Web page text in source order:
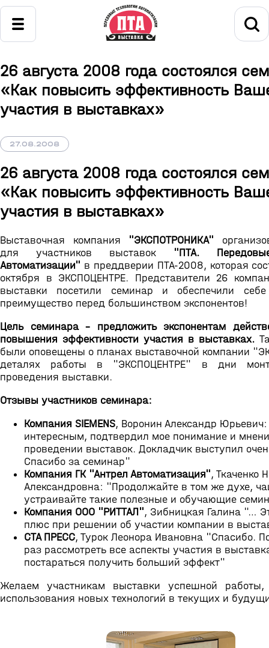
26 августа 2008 года состоялся
«Как повысить эффективность
участия в выставках»
27.08.2008
26 августа 2008 года состоялся
«Как повысить эффективность
участия в выставках»
Выставочная компания "ЭКСПОТРОНИКА"
для участников выставок "ПТА.
Автоматизации" в преддверии ПТА-2008, которая
октября в ЭКСПОЦЕНТРЕ. Представители 26
выставки посетили семинар и обеспечили себе
преимущество перед большинством экспонентов!
Цель семинара – предложить экспонентам
повышения эффективности участия в выставках.
были оповещены о планах выставочной компании
деталях работы в "ЭКСПОЦЕНТРЕ" в дни
проведения выставки.
Отзывы участников семинара:
Компания SIEMENS, Воронин Александр
интересным, подтвердил мое понимание и
проведении выставок. Докладчик выступил
Спасибо за семинар"
Компания ГК "Антрел Автоматизация", Ткаченко
Александровна: "Продолжайте в том же духе,
устраивайте такие полезные и обучающие
Компания ООО "РИТТАЛ", Зибницкая Галина "…
плюс при решении об участии компании в
СТА ПРЕСС, Турок Леонора Ивановна "Спасибо.
раз рассмотреть все аспекты участия в
постараться получить больший эффект"
Желаем участникам выставки успешной работы,
использования новых технологий в текущих и